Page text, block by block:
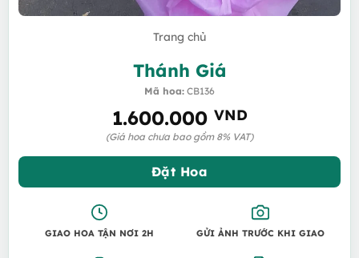
Trang chủ
Thánh Giá
Mã hoa: CB136
1.600.000 VND
(Giá hoa chưa bao gồm 8% VAT)
Đặt Hoa
GIAO HOA TẬN NƠI 2H GỬI ẢNH TRƯỚC KHI GIAO